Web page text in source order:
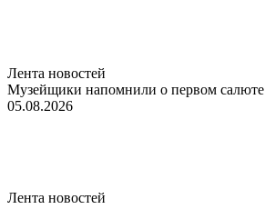
Лента новостей
Музейщики напомнили о первом салюте
05.08.2026
Лента новостей